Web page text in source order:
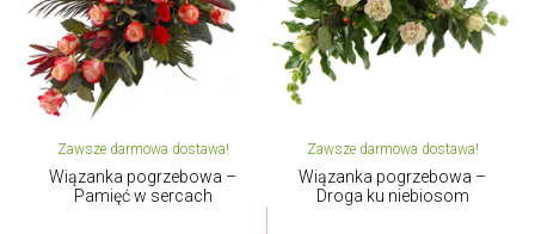
Zawsze darmowa dostawa!
Wiązanka pogrzebowa –
Pamięć w sercach
Zawsze darmowa dostawa!
Wiązanka pogrzebowa –
Droga ku niebiosom